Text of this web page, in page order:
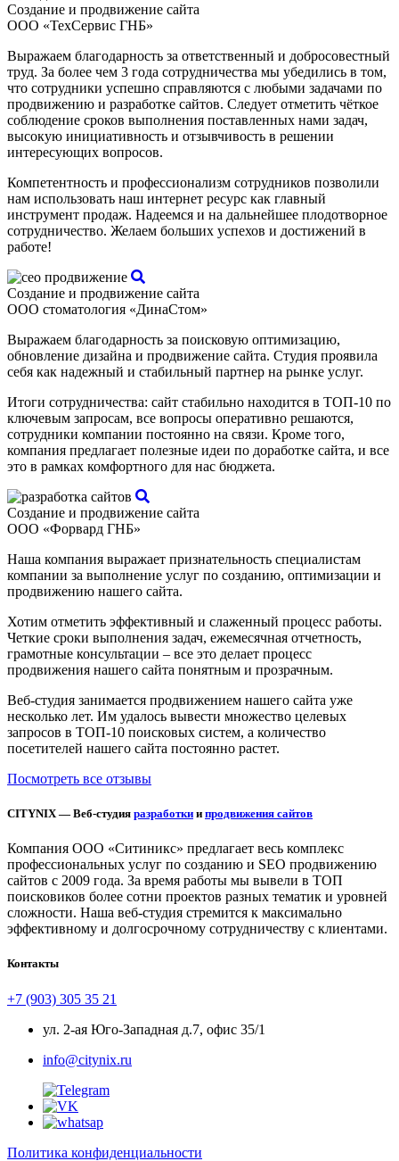
Создание и продвижение сайта
ООО «ТехСервис ГНБ»
Выражаем благодарность за ответственный и добросовестный
труд. За более чем 3 года сотрудничества мы убедились в том,
что сотрудники успешно справляются с любыми задачами по
продвижению и разработке сайтов. Следует отметить чёткое
соблюдение сроков выполнения поставленных нами задач,
высокую инициативность и отзывчивость в решении
интересующих вопросов.
Компетентность и профессионализм сотрудников позволили
нам использовать наш интернет ресурс как главный
инструмент продаж. Надеемся и на дальнейшее плодотворное
сотрудничество. Желаем больших успехов и достижений в
работе!
Создание и продвижение сайта
ООО стоматология «ДинаСтом»
Выражаем благодарность за поисковую оптимизацию,
обновление дизайна и продвижение сайта. Студия проявила
себя как надежный и стабильный партнер на рынке услуг.
Итоги сотрудничества: сайт стабильно находится в ТОП-10 по
ключевым запросам, все вопросы оперативно решаются,
сотрудники компании постоянно на связи. Кроме того,
компания предлагает полезные идеи по доработке сайта, и все
это в рамках комфортного для нас бюджета.
Создание и продвижение сайта
ООО «Форвард ГНБ»
Наша компания выражает признательность специалистам
компании за выполнение услуг по созданию, оптимизации и
продвижению нашего сайта.
Хотим отметить эффективный и слаженный процесс работы.
Четкие сроки выполнения задач, ежемесячная отчетность,
грамотные консультации – все это делает процесс
продвижения нашего сайта понятным и прозрачным.
Веб-студия занимается продвижением нашего сайта уже
несколько лет. Им удалось вывести множество целевых
запросов в ТОП-10 поисковых систем, а количество
посетителей нашего сайта постоянно растет.
Посмотреть все отзывы
CITYNIX — Веб-студия разработки и продвижения сайтов
Компания ООО «Ситиникс» предлагает весь комплекс
профессиональных услуг по созданию и SEO продвижению
сайтов с 2009 года. За время работы мы вывели в ТОП
поисковиков более сотни проектов разных тематик и уровней
сложности. Наша веб-студия стремится к максимально
эффективному и долгосрочному сотрудничеству с клиентами.
Контакты
+7 (903) 305 35 21
ул. 2-ая Юго-Западная д.7, офис 35/1
info@citynix.ru
Политика конфиденциальности